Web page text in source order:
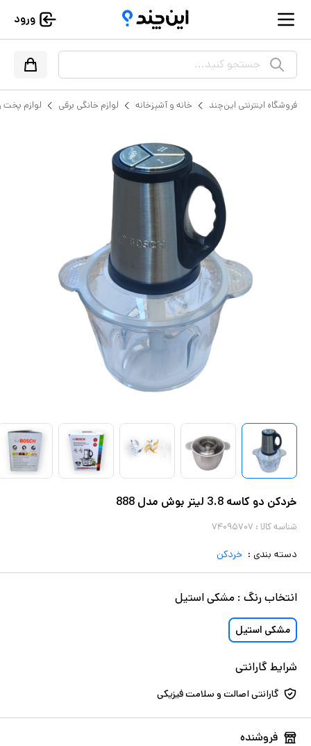
ورود
جستجو کنید...
فروشگاه اینترنتی این‌چند خانه و آشپزخانه لوازم خانگی برقی لوازم پخت
خردکن دو کاسه 3.8 لیتر بوش مدل 888
شناسه کالا : ۷۴۰۹۵۷۰۷
دسته بندی : خردکن
انتخابرنگ : مشکی استیل
مشکی استیل
شرایط گارانتی
گارانتی اصالت و سلامت فیزیکی
فروشنده